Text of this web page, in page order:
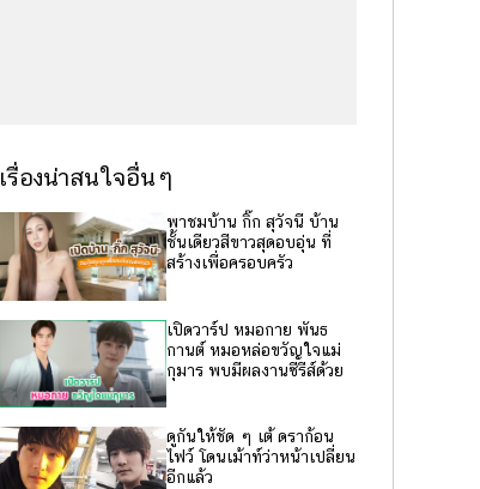
เรื่องน่าสนใจอื่นๆ
พาชมบ้าน กิ๊ก สุวัจนี บ้าน
ชั้นเดียวสีขาวสุดอบอุ่น ที่
สร้างเพื่อครอบครัว
เปิดวาร์ป หมอกาย พันธ
กานต์ หมอหล่อขวัญใจแม่
กุมาร พบมีผลงานซีรีส์ด้วย
ดูกันให้ชัด ๆ เต้ ดราก้อน
ไฟว์ โดนเม้าท์ว่าหน้าเปลี่ยน
อีกแล้ว